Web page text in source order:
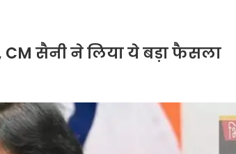
सैनी ने लिया ये बड़ा फैसला